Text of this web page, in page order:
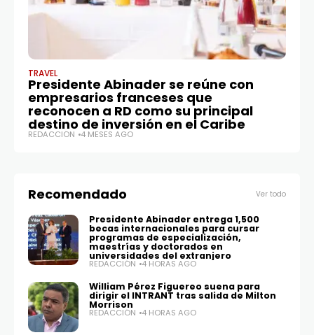
TRAVEL
Presidente Abinader se reúne con
empresarios franceses que
reconocen a RD como su principal
destino de inversión en el Caribe
REDACCIÓN 4 MESES AGO
Recomendado Ver todo
Presidente Abinader entrega 1,500
becas internacionales para cursar
programas de especialización,
maestrías y doctorados en
universidades del extranjero
REDACCIÓN 4 HORAS AGO
William Pérez Figuereo suena para
dirigir el INTRANT tras salida de Milton
Morrison
REDACCIÓN 4 HORAS AGO